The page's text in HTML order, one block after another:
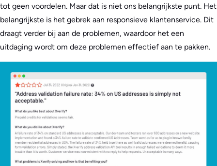
tot geen voordelen. Maar dat is niet ons belangrijkste punt. Het
belangrijkste is het gebrek aan responsieve klantenservice. Dit
draagt verder bij aan de problemen, waardoor het een
uitdaging wordt om deze problemen effectief aan te pakken.